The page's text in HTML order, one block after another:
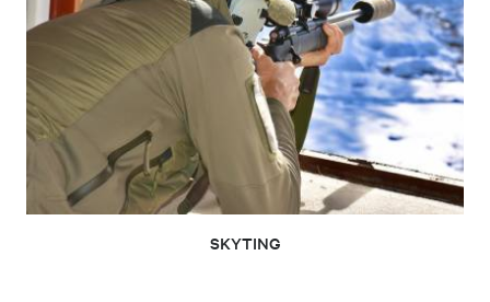
SKYTING